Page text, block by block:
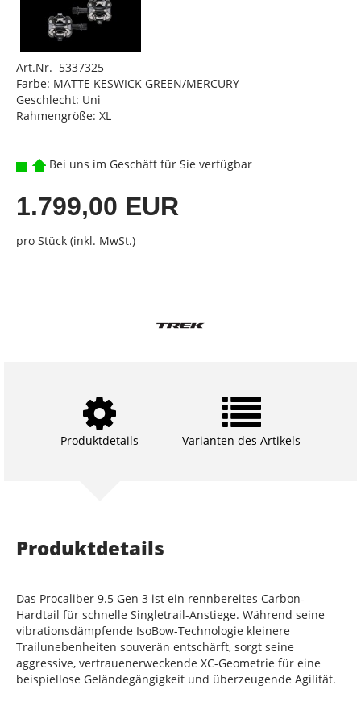
Art.Nr. 5337325
Farbe: MATTE KESWICK GREEN/MERCURY
Geschlecht: Uni
Rahmengröße: XL
Bei uns im Geschäft für Sie verfügbar
1.799,00 EUR
pro Stück (inkl. MwSt.)
Produktdetails Varianten des Artikels
Produktdetails
Das Procaliber 9.5 Gen 3 ist ein rennbereites Carbon-
Hardtail für schnelle Singletrail-Anstiege. Während seine
vibrationsdämpfende IsoBow-Technologie kleinere
Trailunebenheiten souverän entschärft, sorgt seine
aggressive, vertrauenerweckende XC-Geometrie für eine
beispiellose Geländegängigkeit und überzeugende Agilität.